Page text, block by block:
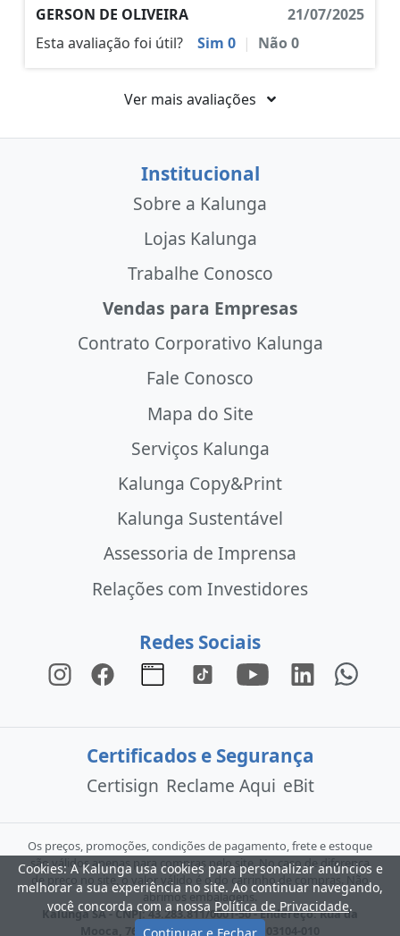
GERSON DE OLIVEIRA
21/07/2025
Esta avaliação foi útil?
Sim 0 | Não0
Ver mais avaliações
Institucional
Sobre a Kalunga
Lojas Kalunga
Trabalhe Conosco
Vendas para Empresas
Contrato Corporativo Kalunga
Fale Conosco
Mapa do Site
Serviços Kalunga
Kalunga Copy&Print
Kalunga Sustentável
Assessoria de Imprensa
Relações com Investidores
Redes Sociais
Certificados e Segurança
Certisign Reclame Aqui eBit
Os preços, promoções, condições de pagamento, frete e estoque
são válidos apenas para compras pelo site. No caso de diferença
de preço no site, o valor válido é o do carrinho de compras. Não
abrimos embalagens.
Kalunga SA - CNPJ: 43.283.811/0001-50 - Endereço: Rua da
Mooca, 766 - São Paulo - SP - CEP: 03104-010
Cookies: A Kalunga usa cookies para personalizar anúncios e
melhorar a sua experiência no site. Ao continuar navegando,
você concorda com a nossa Política de Privacidade.